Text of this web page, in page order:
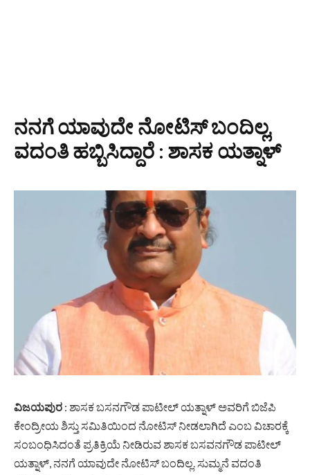
ನನಗೆ ಯಾವುದೇ ನೋಟಿಸ್ ಬಂದಿಲ್ಲ,
ವದಂತಿ ಹಬ್ಬಿಸಿದ್ದಾರೆ : ಶಾಸಕ ಯತ್ನಾಳ್
ವಿಜಯಪುರ : ಶಾಸಕ ಬಸನಗೌಡ ಪಾಟೀಲ್ ಯತ್ನಾಳ್ ಅವರಿಗೆ ಬಿಜೆಪಿ
ಕೇಂದ್ರೀಯ ಶಿಸ್ತು ಸಮಿತಿಯಿಂದ ನೋಟಿಸ್ ನೀಡಲಾಗಿದೆ ಎಂಬ ವಿಚಾರಕ್ಕೆ
ಸಂಬಂಧಿಸಿದಂತೆ ಪ್ರತಿಕ್ರಿಯೆ ನೀಡಿರುವ ಶಾಸಕ ಬಸವನಗೌಡ ಪಾಟೀಲ್
ಯತ್ನಾಳ್, ನನಗೆ ಯಾವುದೇ ನೋಟಿಸ್ ಬಂದಿಲ್ಲ. ಸುಮ್ಮನೆ ವದಂತಿ